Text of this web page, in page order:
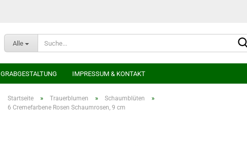
Alle
GRABGESTALTUNG IMPRESSUM & KONTAKT
Startseite » Trauerblumen » Schaumblüten »
6 Cremefarbene Rosen Schaumrosen, 9 cm